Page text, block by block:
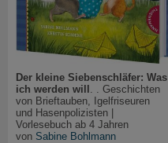
Der kleine Siebenschläfer: Was
ich werden will . . Geschichten
von Brieftauben, Igelfriseuren
und Hasenpolizisten |
Vorlesebuch ab 4 Jahren
von Sabine Bohlmann